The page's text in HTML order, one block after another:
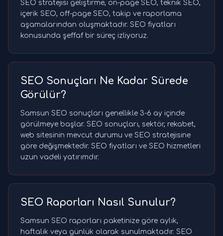
SEO stratejisi geliştirme, on-page SEO, teknik SEO,
içerik SEO, off-page SEO, takip ve raporlama
aşamalarından oluşmaktadır. SEO fiyatları
konusunda şeffaf bir süreç izliyoruz.
SEO Sonuçları Ne Kadar Sürede
Görülür?
Samsun SEO sonuçları genellikle 3-6 ay içinde
görülmeye başlar. SEO sonuçları, sektör, rekabet,
web sitesinin mevcut durumu ve SEO stratejisine
göre değişmektedir. SEO fiyatları ve SEO hizmetleri
uzun vadeli yatırımdır.
SEO Raporları Nasıl Sunulur?
Samsun SEO raporları paketinize göre aylık,
haftalık veya günlük olarak sunulmaktadır. SEO